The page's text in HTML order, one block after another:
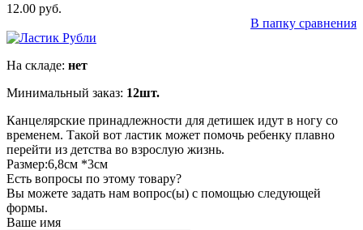
12.00 руб.
В папку сравнения
На складе: нет
Минимальный заказ: 12шт.
Канцелярские принадлежности для детишек идут в ногу со
временем. Такой вот ластик может помочь ребенку плавно
перейти из детства во взрослую жизнь.
Размер:6,8см *3см
Есть вопросы по этому товару?
Вы можете задать нам вопрос(ы) с помощью следующей
формы.
Ваше имя